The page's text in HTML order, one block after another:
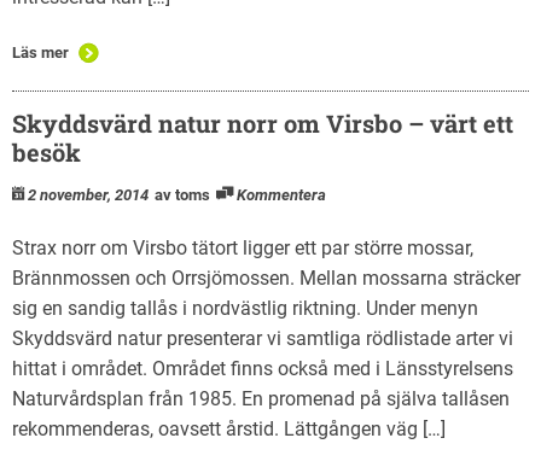
Läs mer
Skyddsvärd natur norr om Virsbo – värt ett
besök
2 november, 2014 av toms Kommentera
Strax norr om Virsbo tätort ligger ett par större mossar,
Brännmossen och Orrsjömossen. Mellan mossarna sträcker
sig en sandig tallås i nordvästlig riktning. Under menyn
Skyddsvärd natur presenterar vi samtliga rödlistade arter vi
hittat i området. Området finns också med i Länsstyrelsens
Naturvårdsplan från 1985. En promenad på själva tallåsen
rekommenderas, oavsett årstid. Lättgången väg […]